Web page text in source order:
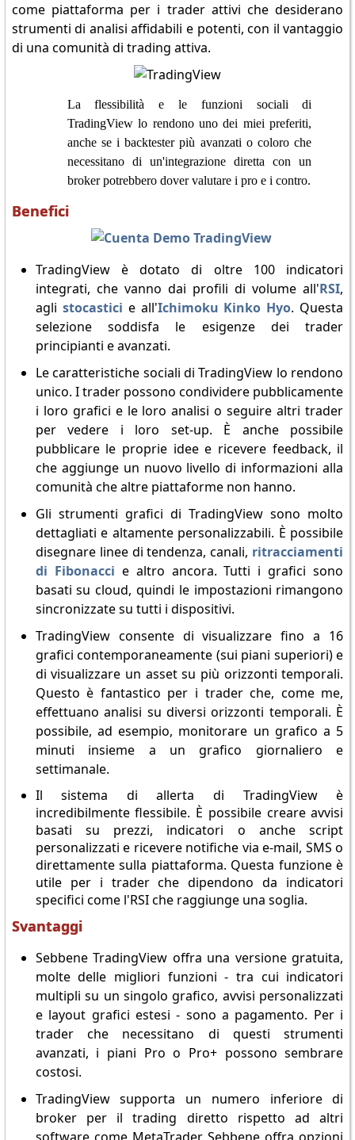
come piattaforma per i trader attivi che desiderano
strumenti di analisi affidabili e potenti, con il vantaggio
di una comunità di trading attiva.
La flessibilità e le funzioni sociali di
TradingView lo rendono uno dei miei preferiti,
anche se i backtester più avanzati o coloro che
necessitano di un'integrazione diretta con un
broker potrebbero dover valutare i pro e i contro.
Benefici
TradingView è dotato di oltre 100 indicatori
integrati, che vanno dai profili di volume all'RSI,
agli stocastici e all'Ichimoku Kinko Hyo. Questa
selezione soddisfa le esigenze dei trader
principianti e avanzati.
Le caratteristiche sociali di TradingView lo rendono
unico. I trader possono condividere pubblicamente
i loro grafici e le loro analisi o seguire altri trader
per vedere i loro set-up. È anche possibile
pubblicare le proprie idee e ricevere feedback, il
che aggiunge un nuovo livello di informazioni alla
comunità che altre piattaforme non hanno.
Gli strumenti grafici di TradingView sono molto
dettagliati e altamente personalizzabili. È possibile
disegnare linee di tendenza, canali, ritracciamenti
di Fibonacci e altro ancora. Tutti i grafici sono
basati su cloud, quindi le impostazioni rimangono
sincronizzate su tutti i dispositivi.
TradingView consente di visualizzare fino a 16
grafici contemporaneamente (sui piani superiori) e
di visualizzare un asset su più orizzonti temporali.
Questo è fantastico per i trader che, come me,
effettuano analisi su diversi orizzonti temporali. È
possibile, ad esempio, monitorare un grafico a 5
minuti insieme a un grafico giornaliero e
settimanale.
Il sistema di allerta di TradingView è
incredibilmente flessibile. È possibile creare avvisi
basati su prezzi, indicatori o anche script
personalizzati e ricevere notifiche via e-mail, SMS o
direttamente sulla piattaforma. Questa funzione è
utile per i trader che dipendono da indicatori
specifici come l'RSI che raggiunge una soglia.
Svantaggi
Sebbene TradingView offra una versione gratuita,
molte delle migliori funzioni - tra cui indicatori
multipli su un singolo grafico, avvisi personalizzati
e layout grafici estesi - sono a pagamento. Per i
trader che necessitano di questi strumenti
avanzati, i piani Pro o Pro+ possono sembrare
costosi.
TradingView supporta un numero inferiore di
broker per il trading diretto rispetto ad altri